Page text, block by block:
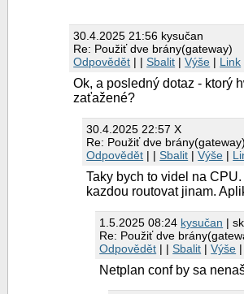
30.4.2025 21:56 kysučan
Re: Použiť dve brány(gateway)
Odpovědět | |Sbalit |Výše | Link
Ok, a posledný dotaz - ktorý
zaťažené?
30.4.2025 22:57 X
Re: Použiť dve brány(gateway)
Odpovědět | |Sbalit |Výše |
Taky bych to videl na
kazdou routovat jinam.
1.5.2025 08:24 kysučan |
Re: Použiť dve
Odpovědět | |Sbalit |Výše |
Netplan conf by sa